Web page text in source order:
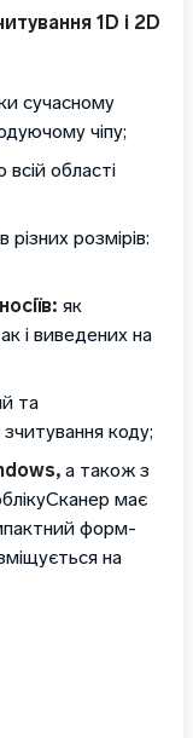
1D і 2D
сучасному
чіпу;
всій області
різних розмірів:
як
і виведених на
та
зчитування коду;
а також з
має
форм-
на